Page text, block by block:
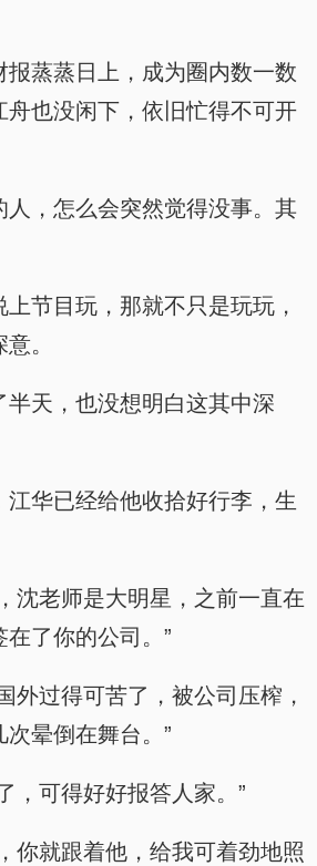
报蒸蒸日上，成为圈内数一数
舟也没闲下，依旧忙得不可开
人，怎么会突然觉得没事。其
节目玩，那就不只是玩玩，
。
半天，也没想明白这其中深
江华已经给他收拾好行李，生
沈老师是大明星，之前一直在
了你的公司。”
外过得可苦了，被公司压榨，
晕倒在舞台。”
，可得好好报答人家。”
你就跟着他，给我可着劲地照